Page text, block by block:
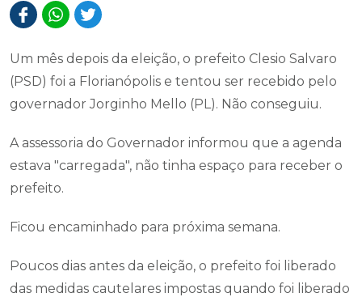
Um mês depois da eleição, o prefeito Clesio Salvaro
(PSD) foi a Florianópolis e tentou ser recebido pelo
governador Jorginho Mello (PL). Não conseguiu.
A assessoria do Governador informou que a agenda
estava "carregada", não tinha espaço para receber o
prefeito.
Ficou encaminhado para próxima semana.
Poucos dias antes da eleição, o prefeito foi liberado
das medidas cautelares impostas quando foi liberado